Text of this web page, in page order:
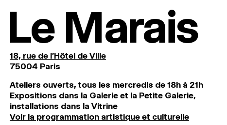
Le Marais
18, rue de l'Hôtel de Ville
75004 Paris
Ateliers ouverts, tous les mercredis de 18h à 21h
Expositions dans la Galerie et la Petite Galerie,
installations dans la Vitrine
Voir la programmation artistique et culturelle